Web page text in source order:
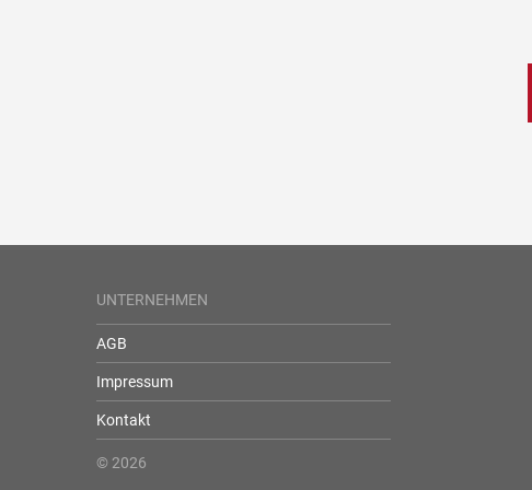
UNTERNEHMEN
AGB
Impressum
Kontakt
© 2026